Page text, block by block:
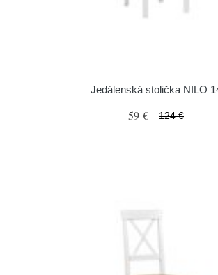
Jedálenská stolička NILO
59 € 124 €